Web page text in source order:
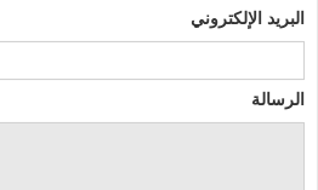
البريد الإلكتروني
الرسالة